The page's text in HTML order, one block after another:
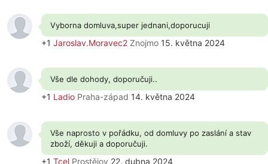
Vyborna domluva,super jednani,doporucuji
+1 Jaroslav.Moravec2 Znojmo 15. května 2024
Vše dle dohody, doporučuji..
+1 Ladio Praha-západ 14. května 2024
Vše naprosto v pořádku, od domluvy po zaslání a stav
zboží, děkuji a doporučuji.
+1 Tcel Prostějov 22. dubna 2024